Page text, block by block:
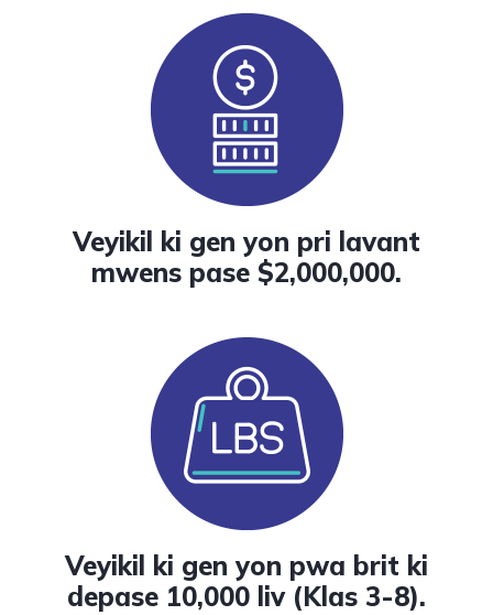
Veyikil ki gen yon pri lavant
mwens pase $2,000,000.
Veyikil ki gen yon pwa brit ki
depase 10,000 liv (Klas 3-8).